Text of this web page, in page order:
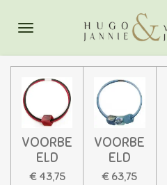
direct
de
hoofdinhoud
VOORBE
ELD
€ 43,75
VOORBE
ELD
€ 63,75